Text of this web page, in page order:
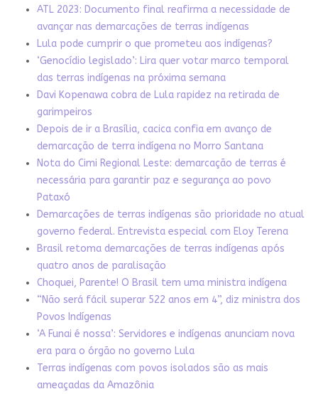
ATL 2023: Documento final reafirma a necessidade de
avançar nas demarcações de terras indígenas
Lula pode cumprir o que prometeu aos indígenas?
‘Genocídio legislado’: Lira quer votar marco temporal
das terras indígenas na próxima semana
Davi Kopenawa cobra de Lula rapidez na retirada de
garimpeiros
Depois de ir a Brasília, cacica confia em avanço de
demarcação de terra indígena no Morro Santana
Nota do Cimi Regional Leste: demarcação de terras é
necessária para garantir paz e segurança ao povo
Pataxó
Demarcações de terras indígenas são prioridade no atual
governo federal. Entrevista especial com Eloy Terena
Brasil retoma demarcações de terras indígenas após
quatro anos de paralisação
Choquei, Parente! O Brasil tem uma ministra indígena
“Não será fácil superar 522 anos em 4”, diz ministra dos
Povos Indígenas
‘A Funai é nossa’: Servidores e indígenas anunciam nova
era para o órgão no governo Lula
Terras indígenas com povos isolados são as mais
ameaçadas da Amazônia